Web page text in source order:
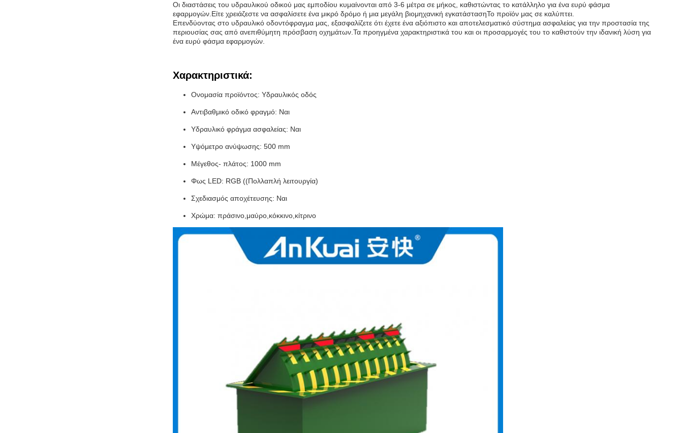
Οι διαστάσεις του υδραυλικού οδικού μας εμποδίου κυμαίνονται από 3-6 μέτρα σε μήκος, καθιστώντας το κατάλληλο για ένα ευρύ φάσμα
εφαρμογών.Είτε χρειάζεστε να ασφαλίσετε ένα μικρό δρόμο ή μια μεγάλη βιομηχανική εγκατάστασηΤο προϊόν μας σε καλύπτει.
Επενδύοντας στο υδραυλικό οδοντόφραγμα μας, εξασφαλίζετε ότι έχετε ένα αξιόπιστο και αποτελεσματικό σύστημα ασφαλείας για την προστασία της
περιουσίας σας από ανεπιθύμητη πρόσβαση οχημάτων.Τα προηγμένα χαρακτηριστικά του και οι προσαρμογές του το καθιστούν την ιδανική λύση για
ένα ευρύ φάσμα εφαρμογών.
Χαρακτηριστικά:
Ονομασία προϊόντος: Υδραυλικός οδός
Αντιβαθμικό οδικό φραγμό: Ναι
Υδραυλικό φράγμα ασφαλείας: Ναι
Υψόμετρο ανύψωσης: 500 mm
Μέγεθος- πλάτος: 1000 mm
Φως LED: RGB ((Πολλαπλή λειτουργία)
Σχεδιασμός αποχέτευσης: Ναι
Χρώμα: πράσινο,μαύρο,κόκκινο,κίτρινο